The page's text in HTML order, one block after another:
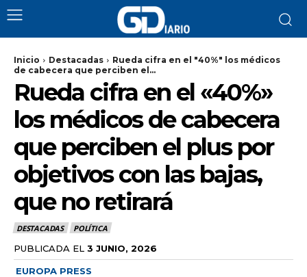
Inicio Destacadas
Rueda cifra en el "40%" los médicos
de cabecera que perciben el...
Rueda cifra en el «40%»
los médicos de cabecera
que perciben el plus por
objetivos con las bajas,
que no retirará
DESTACADAS POLÍTICA
PUBLICADA EL 3 JUNIO, 2026
EUROPA PRESS